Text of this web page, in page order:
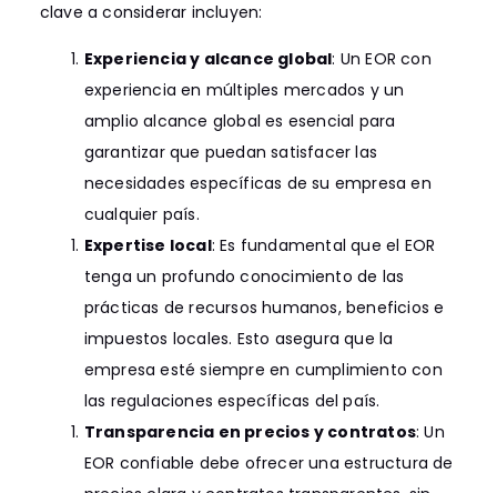
clave a considerar incluyen:
Experiencia y alcance global: Un EOR con
experiencia en múltiples mercados y un
amplio alcance global es esencial para
garantizar que puedan satisfacer las
necesidades específicas de su empresa en
cualquier país.
Expertise local: Es fundamental que el EOR
tenga un profundo conocimiento de las
prácticas de recursos humanos, beneficios e
impuestos locales. Esto asegura que la
empresa esté siempre en cumplimiento con
las regulaciones específicas del país.
Transparencia en precios y contratos: Un
EOR confiable debe ofrecer una estructura de